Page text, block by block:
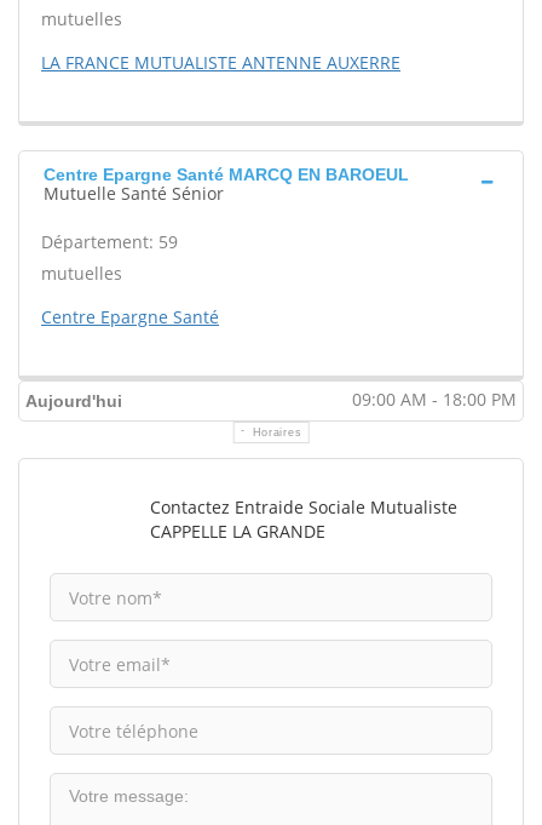
mutuelles
LA FRANCE MUTUALISTE ANTENNE AUXERRE
Centre Epargne Santé MARCQ EN BAROEUL
Mutuelle Santé Sénior
Département: 59
mutuelles
Centre Epargne Santé
Aujourd'hui 09:00 AM - 18:00 PM
Horaires
Contactez Entraide Sociale Mutualiste
CAPPELLE LA GRANDE